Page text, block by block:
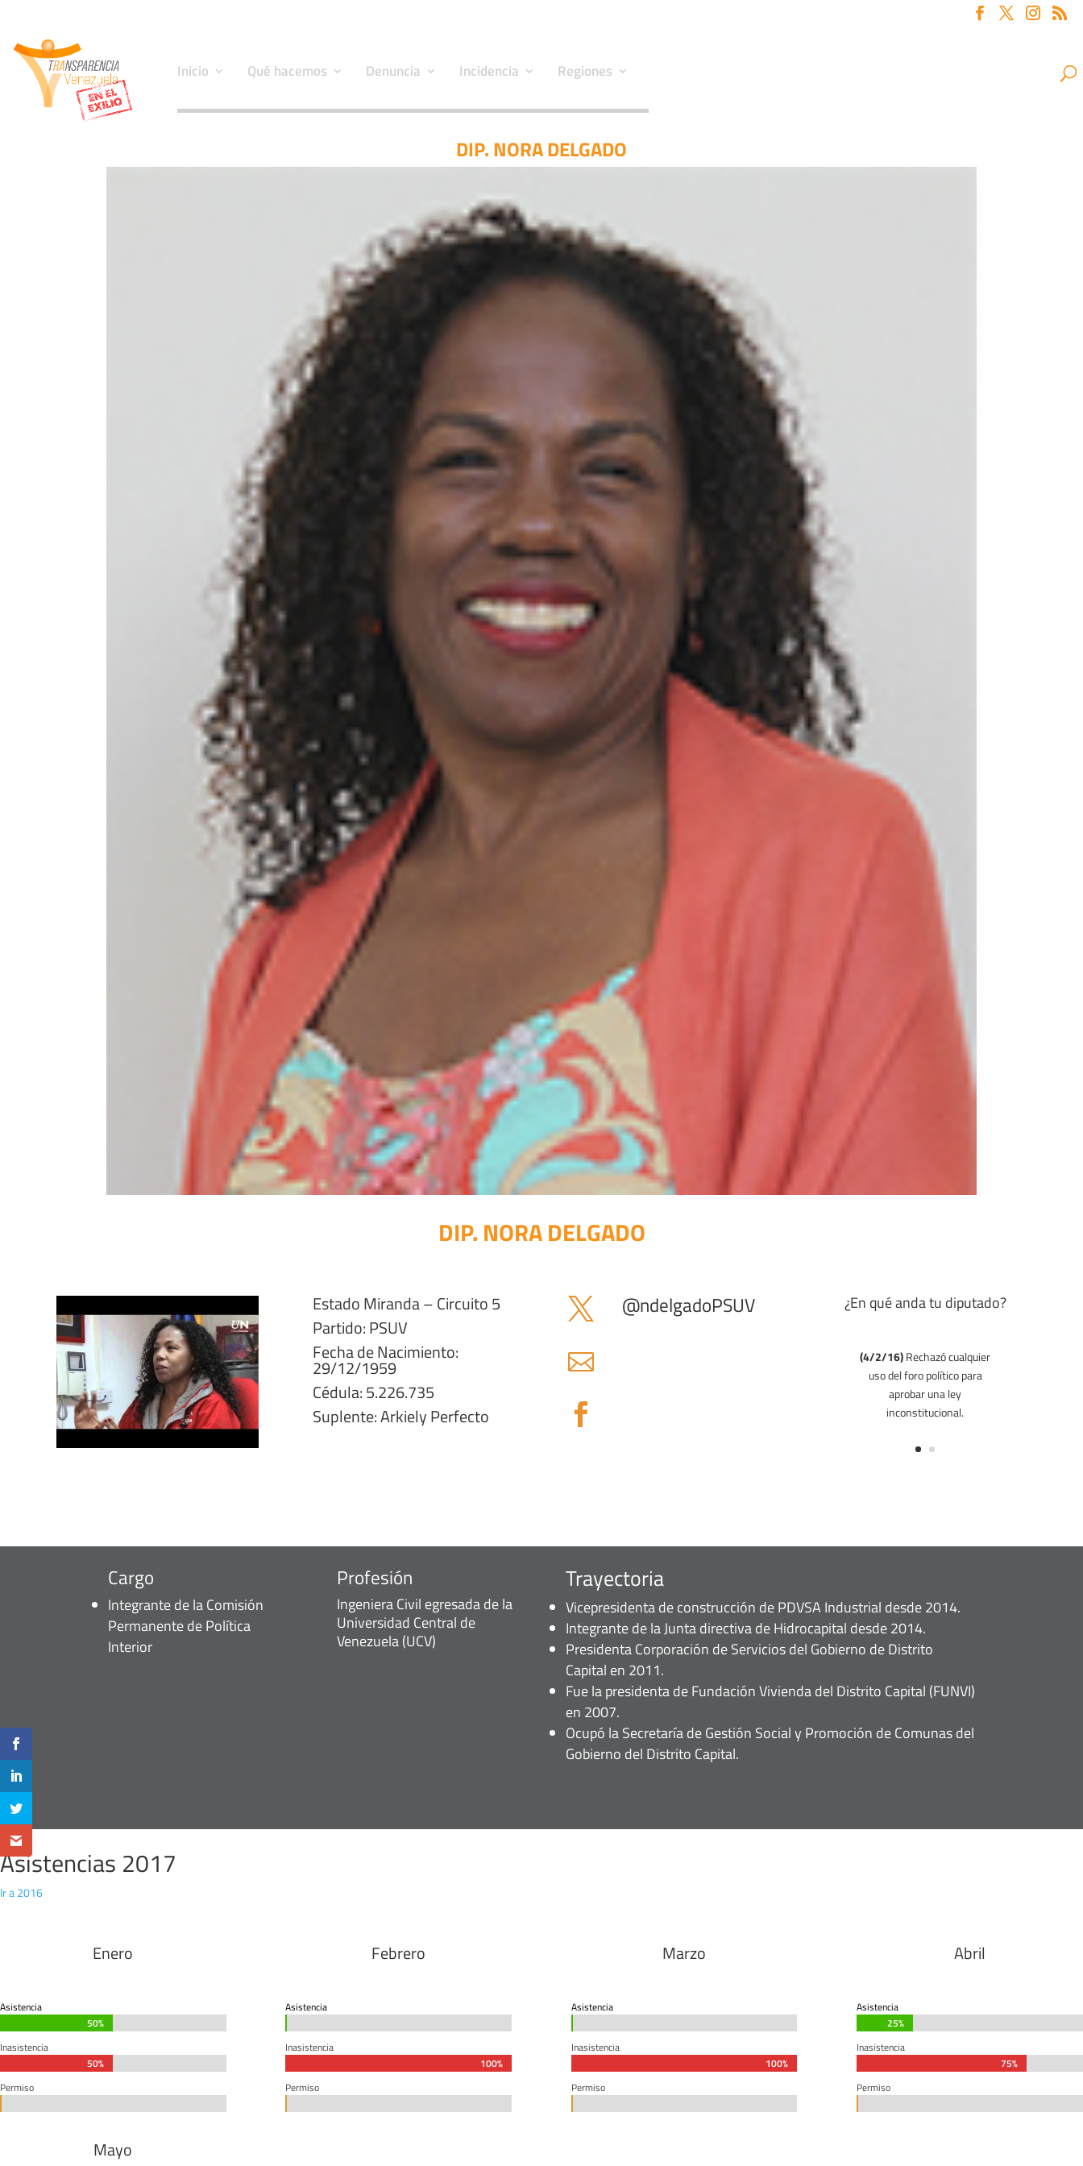
Inicio Qué hacemos Denuncia Incidencia Regiones
DIP. NORA DELGADO
DIP. NORA DELGADO
Estado Miranda – Circuito 5
Partido: PSUV
Fecha de Nacimiento:
29/12/1959
Cédula: 5.226.735
Suplente: Arkiely Perfecto
 @ndelgadoPSUV


¿En qué anda tu diputado?
Cargo
Integrante de la Comisión
Permanente de Política
Interior
Profesión
Ingeniera Civil egresada de la
Universidad Central de
Venezuela (UCV)
Trayectoria
Vicepresidenta de construcción de PDVSA Industrial desde 2014.
Integrante de la Junta directiva de Hidrocapital desde 2014.
Presidenta Corporación de Servicios del Gobierno de Distrito
Capital en 2011.
Fue la presidenta de Fundación Vivienda del Distrito Capital (FUNVI)
en 2007.
Ocupó la Secretaría de Gestión Social y Promoción de Comunas del
Gobierno del Distrito Capital.
Asistencias 2017
Ir a 2016
Enero
Asistencia
50%
50%
Inasistencia
50%
50%
Permiso
Mayo
Febrero
Asistencia
Inasistencia
100%
100%
Permiso
Marzo
Asistencia
Inasistencia
100%
100%
Permiso
Abril
Asistencia
25%
25%
Inasistencia
75%
75%
Permiso